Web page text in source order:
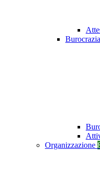
Organizzazione